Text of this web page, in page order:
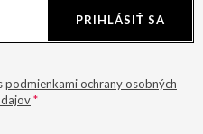
podmienkami ochrany osobných
PRIHLÁSIŤ SA